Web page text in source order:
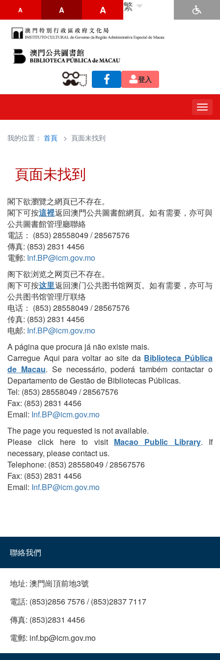
A A A 繁
登入
我的位置： 首頁 > 頁面未找到
頁面未找到
閣下欲瀏覽之網頁已不存在。
閣下可按這裡返回澳門公共圖書館網頁。如有需要，亦可與
公共圖書館管理廳聯絡
電話： (853) 28558049 / 28567576
傳真: (853) 2831 4456
電郵: Inf.BP@icm.gov.mo
阁下欲浏览之网页已不存在。
阁下可按这里返回澳门公共图书馆网页。如有需要，亦可与
公共图书馆管理厅联络
电话： (853) 28558049 / 28567576
传真: (853) 2831 4456
电邮: Inf.BP@icm.gov.mo
A página que procura já não existe mais.
Carregue Aqui para voltar ao site da Biblioteca Pública
de Macau. Se necessário, poderá também contactar o
Departamento de Gestão de Bibliotecas Públicas.
Tel: (853) 28558049 / 28567576
Fax: (853) 2831 4456
Email: Inf.BP@icm.gov.mo
The page you requested is not available.
Please click here to visit Macao Public Library. If
necessary, please contact us.
Telephone: (853) 28558049 / 28567576
Fax: (853) 2831 4456
Email: Inf.BP@icm.gov.mo
聯絡我們
地址: 澳門崗頂前地3號
電話: (853)2856 7576 / (853)2837 7117
傳真: (853)2831 4456
電郵: inf.bp@icm.gov.mo